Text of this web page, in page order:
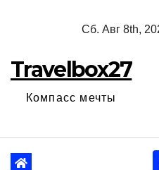
Сб. Авг 8th,
Travelbox27
Компасс мечты